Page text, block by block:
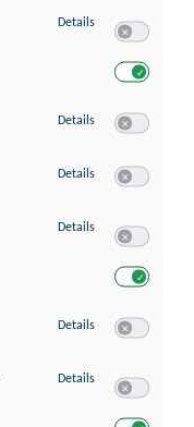
Details zu Verwendung
Details zu Erstellung von
Details zu Verwendung
Details zu Messung der
Details zu Messung der
Details zu Analyse von